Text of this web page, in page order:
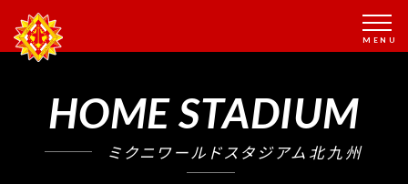
HOME STADIUM
ミクニワールドスタジアム北九州